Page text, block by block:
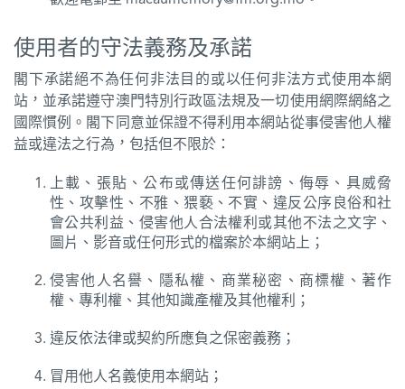
使用者的守法義務及承諾
閣下承諾絕不為任何非法目的或以任何非法方式使用本網
站，並承諾遵守澳門特別行政區法規及一切使用網際網絡之
國際慣例。閣下同意並保證不得利用本網站從事侵害他人權
益或違法之行為，包括但不限於：
上載、張貼、公布或傳送任何誹謗、侮辱、具威脅
性、攻擊性、不雅、猥褻、不實、違反公序良俗和社
會公共利益、侵害他人合法權利或其他不法之文字、
圖片、影音或任何形式的檔案於本網站上；
侵害他人名譽、隱私權、商業秘密、商標權、著作
權、專利權、其他知識產權及其他權利；
違反依法律或契約所應負之保密義務；
冒用他人名義使用本網站；